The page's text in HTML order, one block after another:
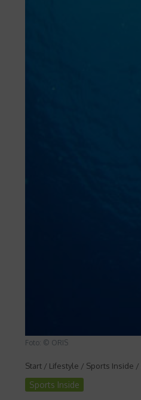
Foto: © ORIS
Start / Lifestyle / Sports Inside /
Sports Inside